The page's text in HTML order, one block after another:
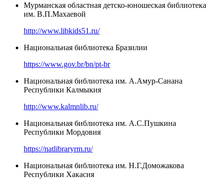
Мурманская областная детско-юношеская библиотека
им. В.П.Махаевой
http://www.libkids51.ru/
Национальная библиотека Бразилии
https://www.gov.br/bn/pt-br
Национальная библиотека им. А.Амур-Санана
Республики Калмыкия
http://www.kalmnlib.ru/
Национальная библиотека им. А.С.Пушкина
Республики Мордовия
https://natlibraryrm.ru/
Национальная библиотека им. Н.Г.Доможакова
Республики Хакасия